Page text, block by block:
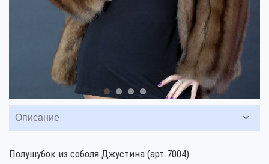
Описание
Полушубок из соболя Джустина (арт.7004)